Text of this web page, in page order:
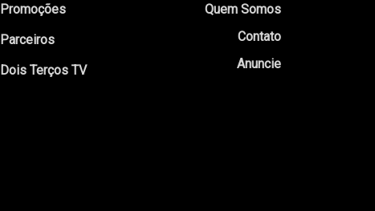
Promoções
Parceiros
Dois Terços TV
Quem Somos
Contato
Anuncie